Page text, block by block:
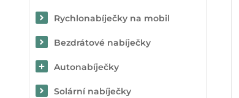
Rychlonabíječky na mobil
Bezdrátové nabíječky
Autonabíječky
Solární nabíječky